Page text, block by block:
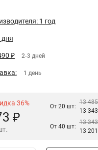
1 год
₽ 2-3 дней
1 день
36%
₽
От 20 шт:
13
13
От 40 шт:
13
13